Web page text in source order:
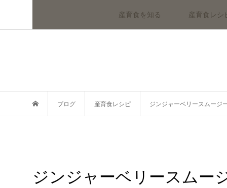
産育食を知る 産育食レシ
ブログ 産育食レシピ ジンジャーベリースムージ
ジンジャーベリースムー